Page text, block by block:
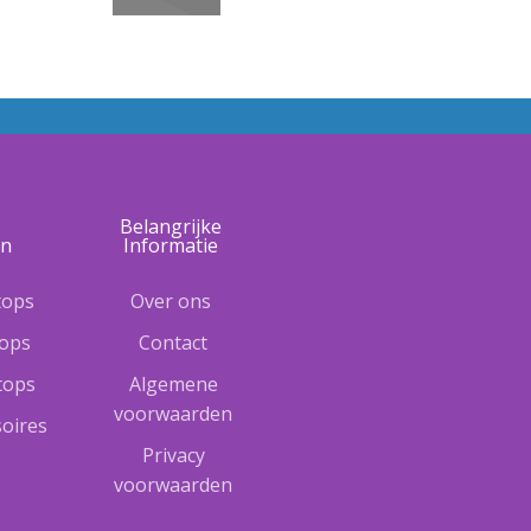
Belangrijke
Informatie
Over ons
Contact
Algemene
voorwaarden
Privacy
voorwaarden